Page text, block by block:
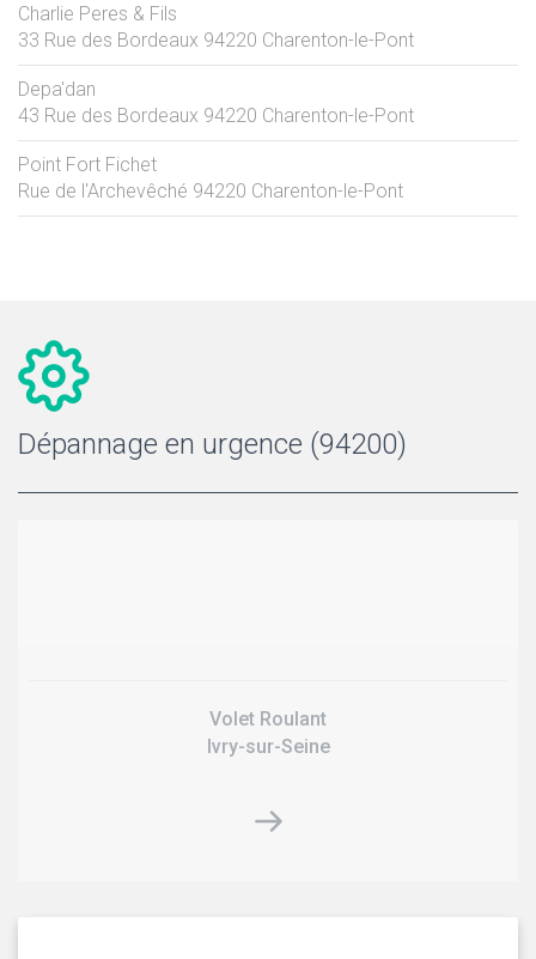
Charlie Peres & Fils
33 Rue des Bordeaux 94220 Charenton-le-Pont
Depa'dan
43 Rue des Bordeaux 94220 Charenton-le-Pont
Point Fort Fichet
Rue de l'Archevêché 94220 Charenton-le-Pont
Dépannage en urgence (94200)
Volet Roulant
Ivry-sur-Seine